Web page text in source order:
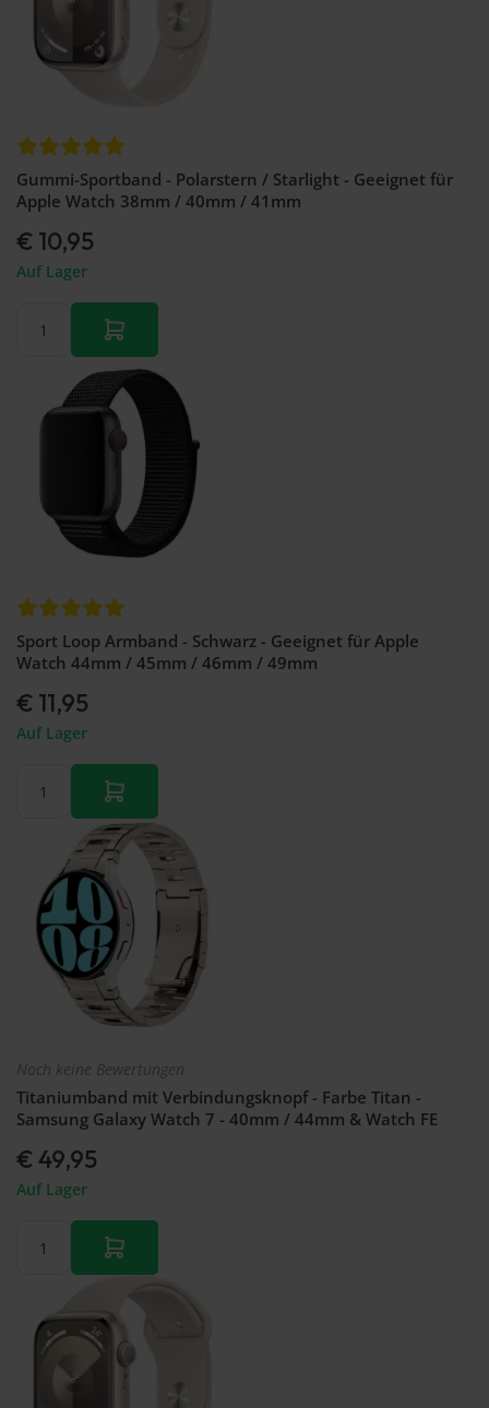
Gummi-Sportband - Polarstern / Starlight - Geeignet für
Apple Watch 38mm / 40mm / 41mm
€ 10,95
Auf Lager
Sport Loop Armband - Schwarz - Geeignet für Apple
Watch 44mm / 45mm / 46mm / 49mm
€ 11,95
Auf Lager
Noch keine Bewertungen
Titaniumband mit Verbindungsknopf - Farbe Titan -
Samsung Galaxy Watch 7 - 40mm / 44mm & Watch FE
€ 49,95
Auf Lager